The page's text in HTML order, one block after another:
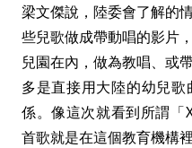
梁文傑說，陸委會了解的
些兒歌做成帶動唱的影片
兒園在內，做為教唱、或
多是直接用大陸的幼兒
係。像這次就看到所謂「
首歌就是在這個教育機構